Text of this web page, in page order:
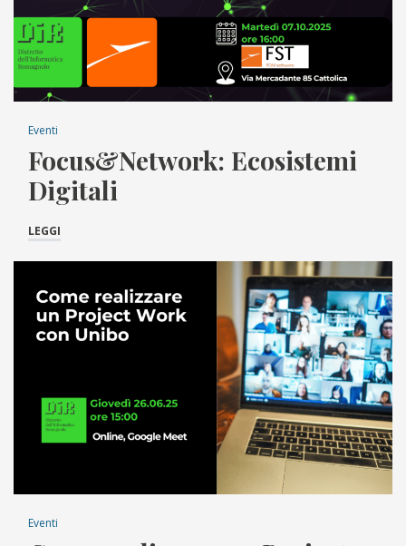
Eventi
Focus&Network: Ecosistemi
Digitali
LEGGI
Eventi